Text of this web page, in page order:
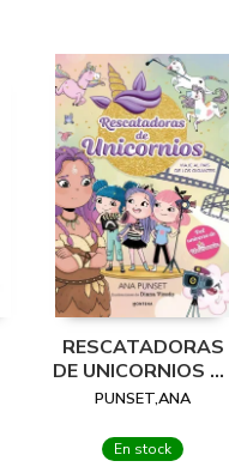
RESCATADORAS
DE UNICORNIOS 10
VIAJE AL PAIS DE
PUNSET,ANA
En stock